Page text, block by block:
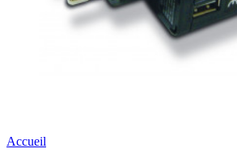
Accueil